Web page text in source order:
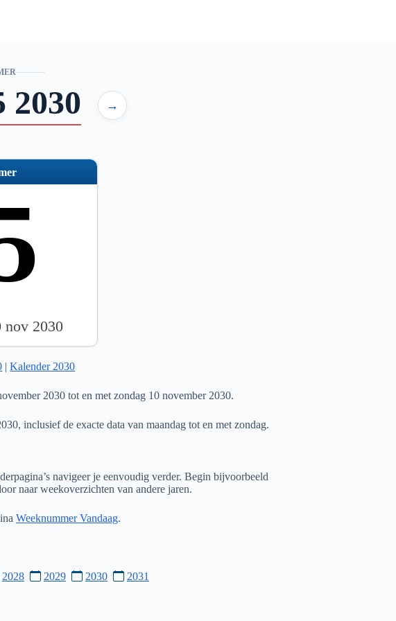
2030 →
nov 2030
|Kalender 2030
2030 tot en met zondag 10 november 2030.
inclusief de exacte data van maandag tot en met zondag.
navigeer je eenvoudig verder. Begin bijvoorbeeld
naar weekoverzichten van andere jaren.
Weeknummer Vandaag.
2028 2029 2030 2031